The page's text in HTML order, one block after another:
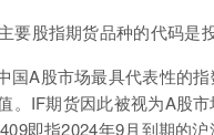
股指期货品种的代码是
国A股市场最具代表性的
。IF期货因此被视为A股
即指2024年9月到期的沪